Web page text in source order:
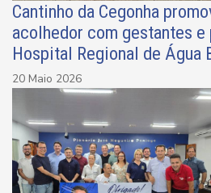
Cantinho da Cegonha
acolhedor com gestantes
Hospital Regional de Água
20 Maio 2026